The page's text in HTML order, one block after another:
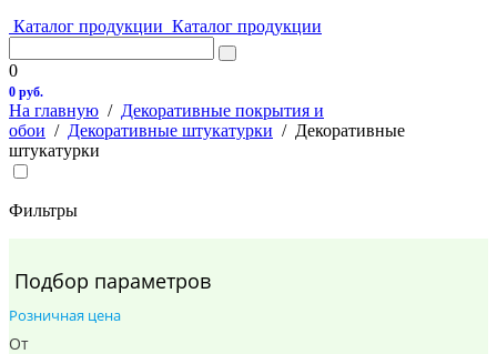
Каталог продукции Каталог продукции
0
0 руб.
На главную / Декоративные покрытия и
обои / Декоративные штукатурки / Декоративные
штукатурки
Фильтры
Подбор параметров
Розничная цена
От